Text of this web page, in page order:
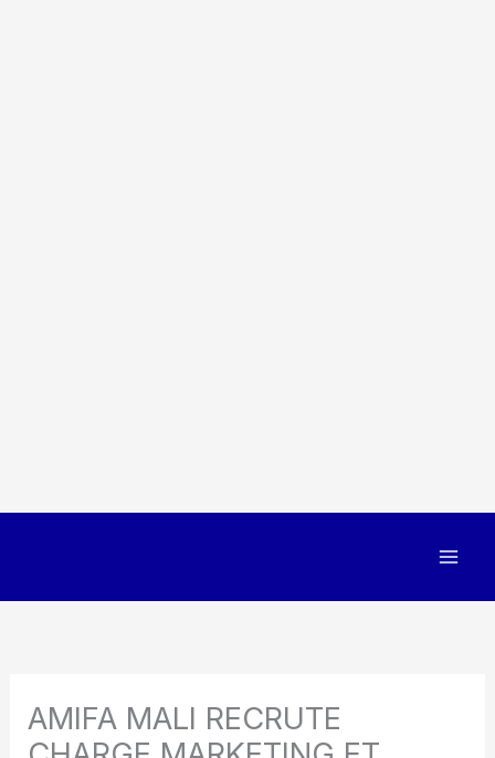
AMIFA MALI RECRUTE